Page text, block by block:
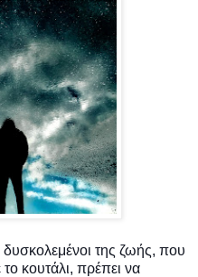
δυσκολεμένοι της ζωής, που
κουτάλι, πρέπει να